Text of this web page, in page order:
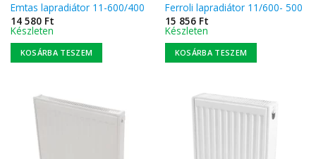
Emtas lapradiátor 11-600/400
14 580 Ft
Készleten
KOSÁRBA TESZEM
Ferroli lapradiátor 11/600- 500
15 856 Ft
Készleten
KOSÁRBA TESZEM